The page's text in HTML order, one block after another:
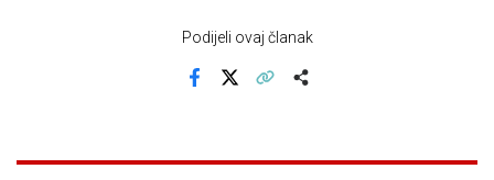
Podijeli ovaj članak